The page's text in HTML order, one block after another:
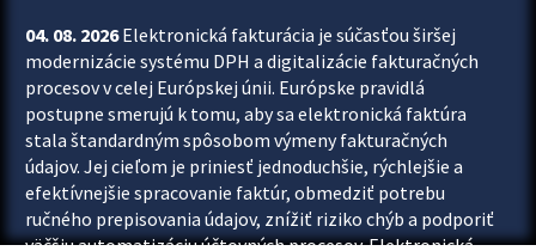
04. 08. 2026Elektronická fakturácia je súčasťou širšej
modernizácie systému DPH a digitalizácie fakturačných
procesov v celej Európskej únii. Európske pravidlá
postupne smerujú k tomu, aby sa elektronická faktúra
stala štandardným spôsobom výmeny fakturačných
údajov. Jej cieľom je priniesť jednoduchšie, rýchlejšie a
efektívnejšie spracovanie faktúr, obmedziť potrebu
ručného prepisovania údajov, znížiť riziko chýb a podporiť
väčšiu automatizáciu účtovných procesov. Elektronická